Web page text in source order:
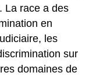
La race a des
en
les
sur
domaines de